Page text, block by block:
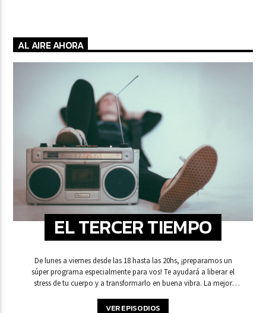
AL AIRE AHORA
EL TERCER TIEMPO
De lunes a viernes desde las 18 hasta las 20hs, ¡preparamos un
súper programa especialmente para vos! Te ayudará a liberar el
stress de tu cuerpo y a transformarlo en buena vibra. La mejor
hacer y a dónde ir en tu tiempo libre.
VER EPISODIOS